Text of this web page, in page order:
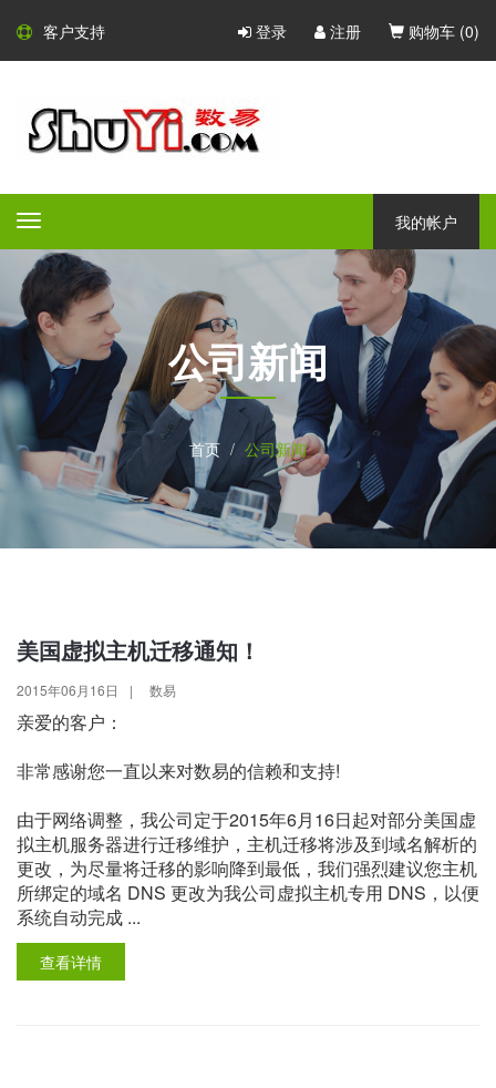
客户支持 登录 注册 购物车 (0)
Toggle
navigation
我的帐户
公司新闻
首页 公司新闻
美国虚拟主机迁移通知！
2015年06月16日 | 数易
亲爱的客户：
非常感谢您一直以来对数易的信赖和支持!
由于网络调整，我公司定于2015年6月16日起对部分美国虚
拟主机服务器进行迁移维护，主机迁移将涉及到域名解析的
更改，为尽量将迁移的影响降到最低，我们强烈建议您主机
所绑定的域名 DNS 更改为我公司虚拟主机专用 DNS，以便
系统自动完成 ...
查看详情